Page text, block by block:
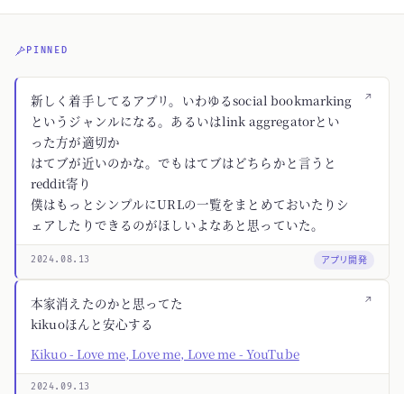
PINNED
↗
新しく着手してるアプリ。いわゆるsocial bookmarking
というジャンルになる。あるいはlink aggregatorとい
った方が適切か
はてブが近いのかな。でもはてブはどちらかと言うと
reddit寄り
僕はもっとシンプルにURLの一覧をまとめておいたりシ
ェアしたりできるのがほしいよなあと思っていた。
2024.08.13 アプリ開発
↗
本家消えたのかと思ってた
kikuoほんと安心する
Kikuo - Love me, Love me, Love me - YouTube
2024.09.13